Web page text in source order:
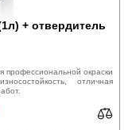
+ отвердитель
профессиональной окраски
отличная